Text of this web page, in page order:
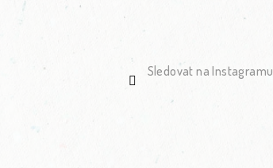
Sledovat na Instagramu